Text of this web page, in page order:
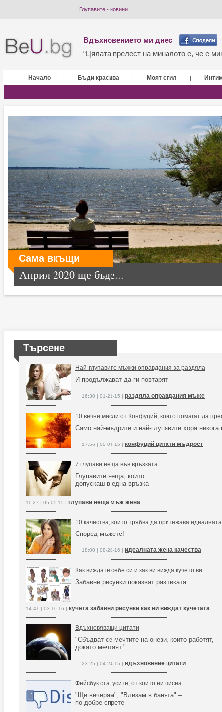
Глупавите - новини
Вдъхновението ми днес
“Цялата прелест на миналото е, че е
Начало | Бъди красива | Моят стил |
Сама вкъщи
Април 2020 ще бъде...
Търсене
Най-глупавите мъжки оправдания за раздяла
И продължават да ги повтарят
16:30 | 01-21-15 | раздяла оправдания мъже
10 вечни мисли от Конфуций, които помагат да
Само най-мъдрите и най-глупавите хора никога
17:56 | 05-04-15 | конфуций цитати мъдрост
7 глупави неща във връзката
Глупавите неща, които
допускаш в една връзка
11:27 | 05-05-15 | глупави неща мъж жена
10 качества, които трябва да притежава
Според мъжете!
18:00 | 08-28-16 | идеалната жена качества
Как виждате себе си и как ви вижда кучето ви
Забавни рисунки показват разликата
14:41 | 03-10-16 | кучета забавни рисунки как ни виждат кучетата
Вдъхновяващи цитати
"Сбъдват се мечтите на онези, които работят,
докато мечтаят."
23:25 | 04-24-15 | вдъхновение цитати
Фейсбук статусите, от които ни писна
"Ще вечерям", "Влизам в банята" –
по-добре спрете